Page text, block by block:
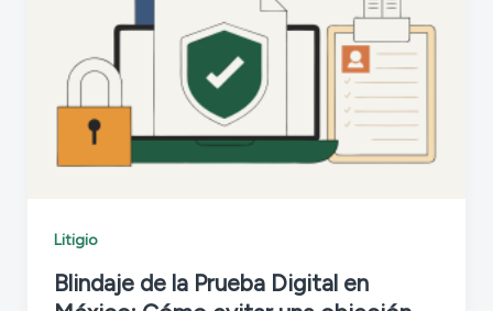
Litigio
Blindaje de la Prueba Digital en